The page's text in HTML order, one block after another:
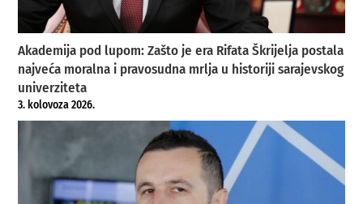
Akademija pod lupom: Zašto je era Rifata Škrijelja postala
najveća moralna i pravosudna mrlja u historiji sarajevskog
univerziteta
3. kolovoza 2026.